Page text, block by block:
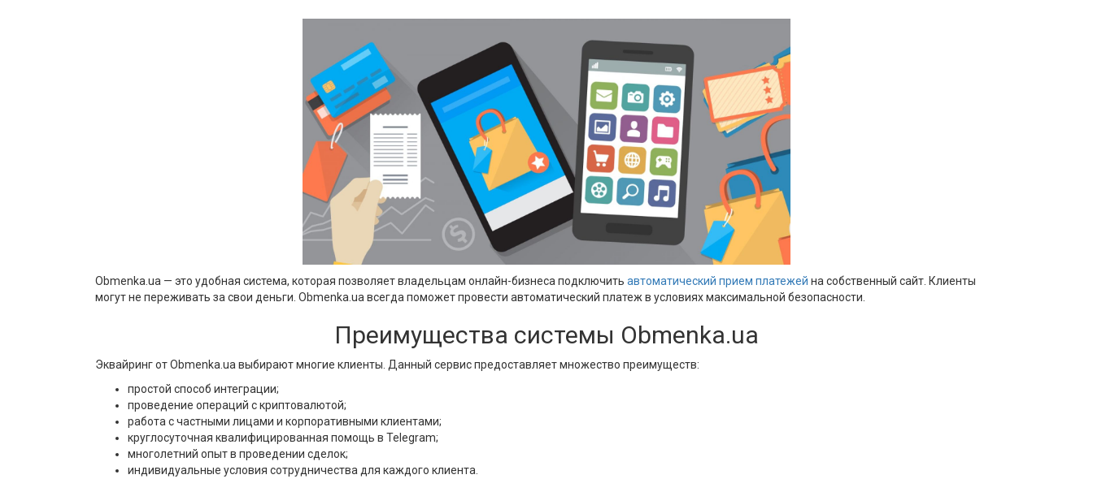
Obmenka.ua — это удобная система, которая позволяет владельцам онлайн-бизнеса подключить автоматический прием платежей на собственный сайт. Клиенты
могут не переживать за свои деньги. Obmenka.ua всегда поможет провести автоматический платеж в условиях максимальной безопасности.
Преимущества системы Obmenka.ua
Эквайринг от Obmenka.ua выбирают многие клиенты. Данный сервис предоставляет множество преимуществ:
простой способ интеграции;
проведение операций с криптовалютой;
работа с частными лицами и корпоративными клиентами;
круглосуточная квалифицированная помощь в Telegram;
многолетний опыт в проведении сделок;
индивидуальные условия сотрудничества для каждого клиента.